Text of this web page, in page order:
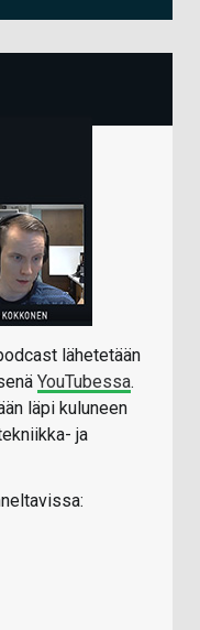
lähetetään
YouTubessa.
läpi kuluneen
ja